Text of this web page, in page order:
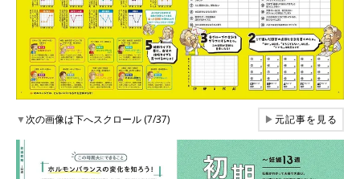
▼次の画像は下へスクロール (7/37) ▶元記事を見る